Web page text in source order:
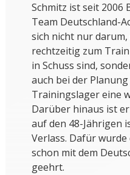
Schmitz ist seit 2006
Team Deutschland-
sich nicht nur
rechtzeitig zum
in Schuss sind,
auch bei der
Trainingslager eine
Darüber hinaus ist
auf den 48-Jährigen
Verlass. Dafür
schon mit dem
geehrt.